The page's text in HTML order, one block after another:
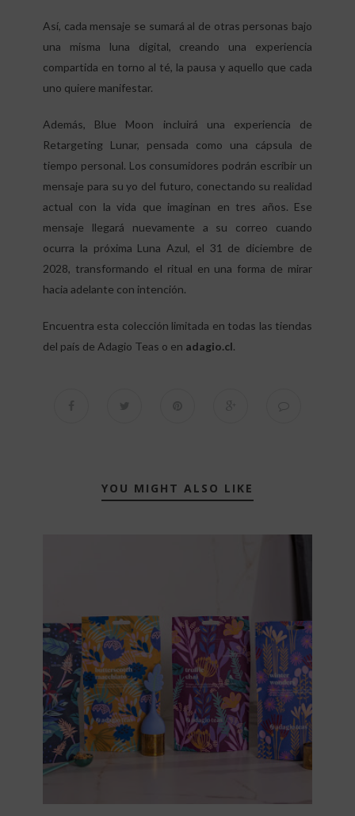
Así, cada mensaje se sumará al de otras personas bajo
una misma luna digital, creando una experiencia
compartida en torno al té, la pausa y aquello que cada
uno quiere manifestar.
Además, Blue Moon incluirá una experiencia de
Retargeting Lunar, pensada como una cápsula de
tiempo personal. Los consumidores podrán escribir un
mensaje para su yo del futuro, conectando su realidad
actual con la vida que imaginan en tres años. Ese
mensaje llegará nuevamente a su correo cuando
ocurra la próxima Luna Azul, el 31 de diciembre de
2028, transformando el ritual en una forma de mirar
hacia adelante con intención.
Encuentra esta colección limitada en todas las tiendas
del país de Adagio Teas o en adagio.cl.
YOU MIGHT ALSO LIKE